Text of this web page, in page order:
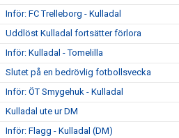
Inför: FC Trelleborg - Kulladal
Uddlöst Kulladal fortsätter förlora
Inför: Kulladal - Tomelilla
Slutet på en bedrövlig fotbollsvecka
Inför: ÖT Smygehuk - Kulladal
Kulladal ute ur DM
Inför: Flagg - Kulladal (DM)